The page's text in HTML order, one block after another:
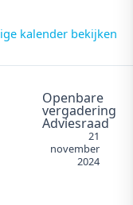
kalender bekijken
Openbare
vergadering
Adviesraad
21
november
2024